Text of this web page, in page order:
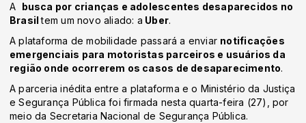
A busca por crianças e adolescentes desaparecidos no
Brasiltem um novo aliado: a Uber.
A plataforma de mobilidade passará a enviar notificações
emergenciais para motoristas parceiros e usuários da
região onde ocorrerem os casos de desaparecimento.
A parceria inédita entre a plataforma e o Ministério da Justiça
e Segurança Pública foi firmada nesta quarta-feira (27), por
meio da Secretaria Nacional de Segurança Pública.